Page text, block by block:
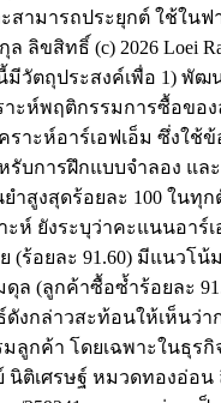
ามารถประยุกต์ ใช้ใน
ล ลิขสิทธิ์ (c) 2026 Loei
มีวัตถุประสงค์เพื่อ 1) พั
ะห์พฤติกรรมการซื้อข
าะห์อาร์เอฟเอ็ม ซึ่งใ
หรับการฝึกแบบจำลอ
สูงสุดร้อยละ 100 ใน
ะห์ ยังระบุว่าคะแนนอ
(ร้อยละ 91.60) มีแนว
ลูกค้าซื้อซ้ำร้อยละ
ล่าวสะท้อนให้เห็นว่า
กค้า โดยเฉพาะในธุ
นิติเศรษฐ์ หมวดทองอ่อน